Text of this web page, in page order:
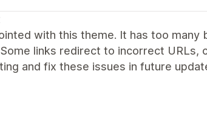
with this theme. It has too
links redirect to incorrect URLs,
and fix these issues in future